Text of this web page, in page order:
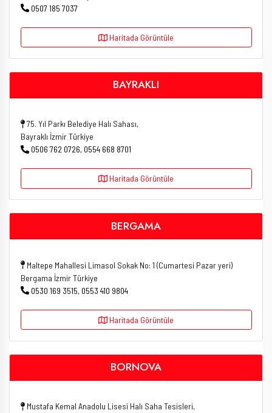
0507 185 7037
Haritada Görüntüle
BAYRAKLI
75. Yıl Parkı Belediye Halı Sahası,
Bayraklı İzmir Türkiye
0506 762 0726, 0554 668 8701
Haritada Görüntüle
BERGAMA
Maltepe Mahallesi Limasol Sokak No: 1 (Cumartesi Pazar yeri)
Bergama İzmir Türkiye
0530 169 3515, 0553 410 9804
Haritada Görüntüle
BORNOVA
Mustafa Kemal Anadolu Lisesi Halı Saha Tesisleri,